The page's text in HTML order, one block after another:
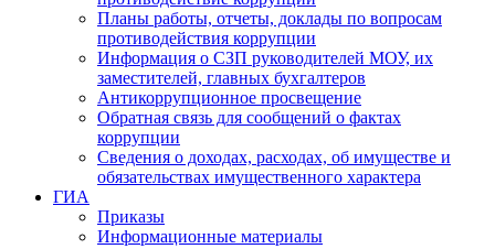
Планы работы, отчеты, доклады по вопросам
противодействия коррупции
Информация о СЗП руководителей МОУ, их
заместителей, главных бухгалтеров
Антикоррупционное просвещение
Обратная связь для сообщений о фактах
коррупции
Сведения о доходах, расходах, об имуществе и
обязательствах имущественного характера
ГИА
Приказы
Информационные материалы